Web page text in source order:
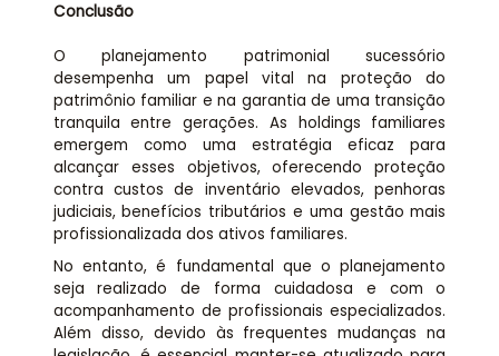
Conclusão
O planejamento patrimonial sucessório
desempenha um papel vital na proteção do
patrimônio familiar e na garantia de uma transição
tranquila entre gerações. As holdings familiares
emergem como uma estratégia eficaz para
alcançar esses objetivos, oferecendo proteção
contra custos de inventário elevados, penhoras
judiciais, benefícios tributários e uma gestão mais
profissionalizada dos ativos familiares.
No entanto, é fundamental que o planejamento
seja realizado de forma cuidadosa e com o
acompanhamento de profissionais especializados.
Além disso, devido às frequentes mudanças na